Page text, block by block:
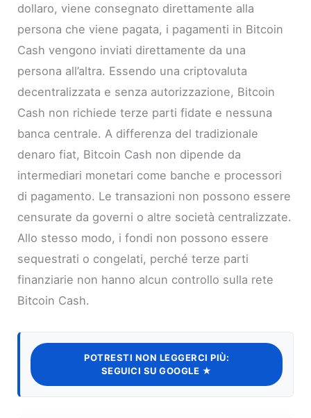
dollaro, viene consegnato direttamente alla
persona che viene pagata, i pagamenti in Bitcoin
Cash vengono inviati direttamente da una
persona all’altra. Essendo una criptovaluta
decentralizzata e senza autorizzazione, Bitcoin
Cash non richiede terze parti fidate e nessuna
banca centrale. A differenza del tradizionale
denaro fiat, Bitcoin Cash non dipende da
intermediari monetari come banche e processori
di pagamento. Le transazioni non possono essere
censurate da governi o altre società centralizzate.
Allo stesso modo, i fondi non possono essere
sequestrati o congelati, perché terze parti
finanziarie non hanno alcun controllo sulla rete
Bitcoin Cash.
POTRESTI NON LEGGERCI PIÙ:
SEGUICI SU GOOGLE ★